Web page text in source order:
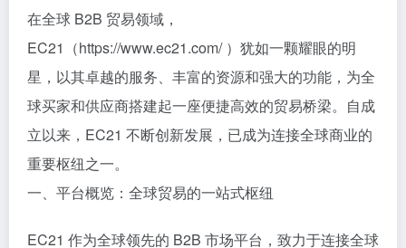
在全球 B2B 贸易领域，
EC21（https://www.ec21.com/ ）犹如一颗耀眼的明
星，以其卓越的服务、丰富的资源和强大的功能，为全
球买家和供应商搭建起一座便捷高效的贸易桥梁。自成
立以来，EC21 不断创新发展，已成为连接全球商业的
重要枢纽之一。
一、平台概览：全球贸易的一站式枢纽
EC21 作为全球领先的 B2B 市场平台，致力于连接全球